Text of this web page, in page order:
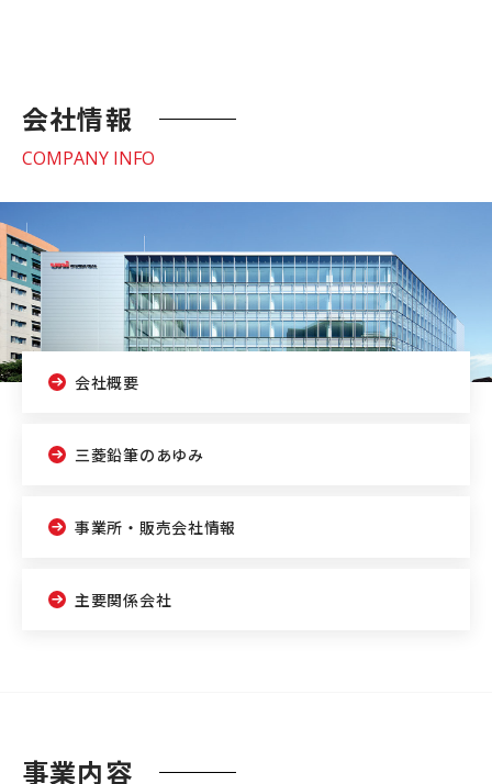
会社情報
COMPANY INFO
会社概要
三菱鉛筆のあゆみ
事業所・販売会社情報
主要関係会社
事業内容